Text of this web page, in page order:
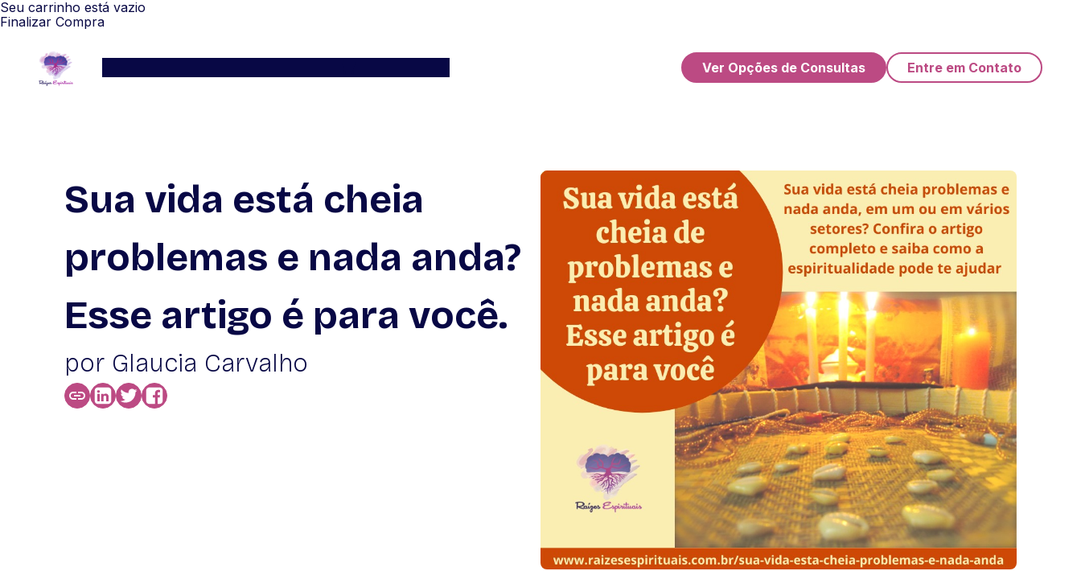
Seu carrinho está vazio
Finalizar Compra
Ver Opções de Consultas Entre em Contato
Sua vida está cheia
problemas e nada anda?
Esse artigo é para você.
por Glaucia Carvalho